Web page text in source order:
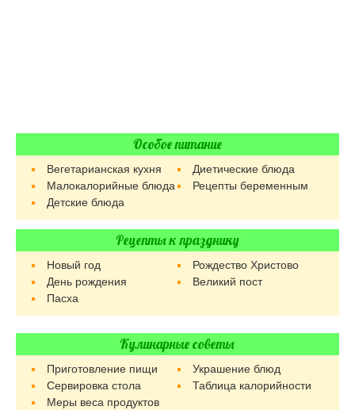
Особое питание
Вегетарианская кухня
Диетические блюда
Малокалорийные блюда
Рецепты беременным
Детские блюда
Рецепты к празднику
Новый год
Рождество Христово
День рождения
Великий пост
Пасха
Кулинарные советы
Приготовление пищи
Украшение блюд
Сервировка стола
Таблица калорийности
Меры веса продуктов